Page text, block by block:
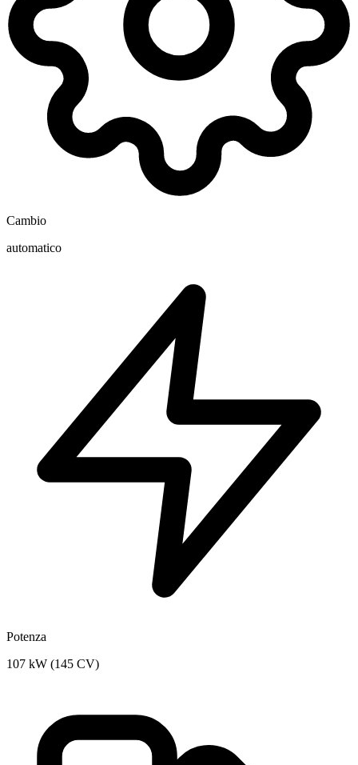
Cambio
automatico
Potenza
107 kW (145 CV)